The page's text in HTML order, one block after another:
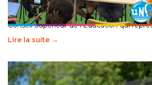
Pendant plusieurs mois, un groupe de
travaillé sur la transition écologique de
Conseil Supérieur de l’Éducation qui
Lire la suite →